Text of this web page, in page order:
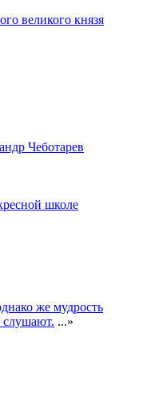
великого князя
Чеботарев
школе
же мудрость
слушают. ...»